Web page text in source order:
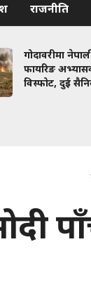
राजनीति
गोदावरीमा
फायरिङ
विस्फोट, दुई